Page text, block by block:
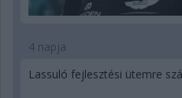
4 napja
Lassuló fejlesztési ütemre